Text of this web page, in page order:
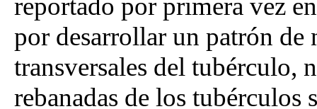
reportado por primera vez
por desarrollar un patrón de
transversales del tubérculo,
rebanadas de los tubérculos